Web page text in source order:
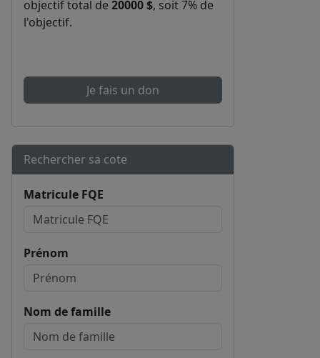
objectif total de 20000 $, soit 7% de
l'objectif.
Je fais un don
Rechercher sa cote
Matricule FQE
Prénom
Nom de famille